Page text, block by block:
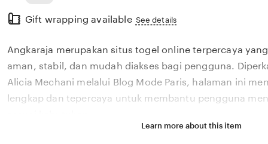
the
description
Gift wrapping available See details
Angkaraja merupakan situs togel online terpercaya
aman, stabil, dan mudah diakses bagi pengguna.
Alicia Mechani melalui Blog Mode Paris, halaman ini
lengkap dan tepercaya untuk membantu pengguna
Learn more about this item